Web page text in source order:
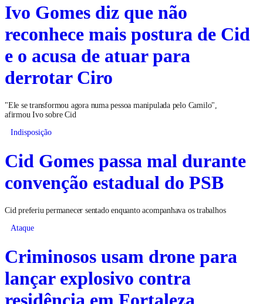
Ivo Gomes diz que não
reconhece mais postura de Cid
e o acusa de atuar para
derrotar Ciro
"Ele se transformou agora numa pessoa manipulada pelo Camilo",
afirmou Ivo sobre Cid
Indisposição
Cid Gomes passa mal durante
convenção estadual do PSB
Cid preferiu permanecer sentado enquanto acompanhava os trabalhos
Ataque
Criminosos usam drone para
lançar explosivo contra
residência em Fortaleza